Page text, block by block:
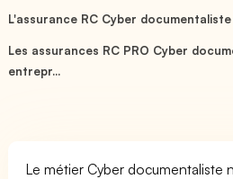
L'assurance RC Cyber
Les assurances RC PRO Cyber
entrepr...
Le métier Cyber documentaliste